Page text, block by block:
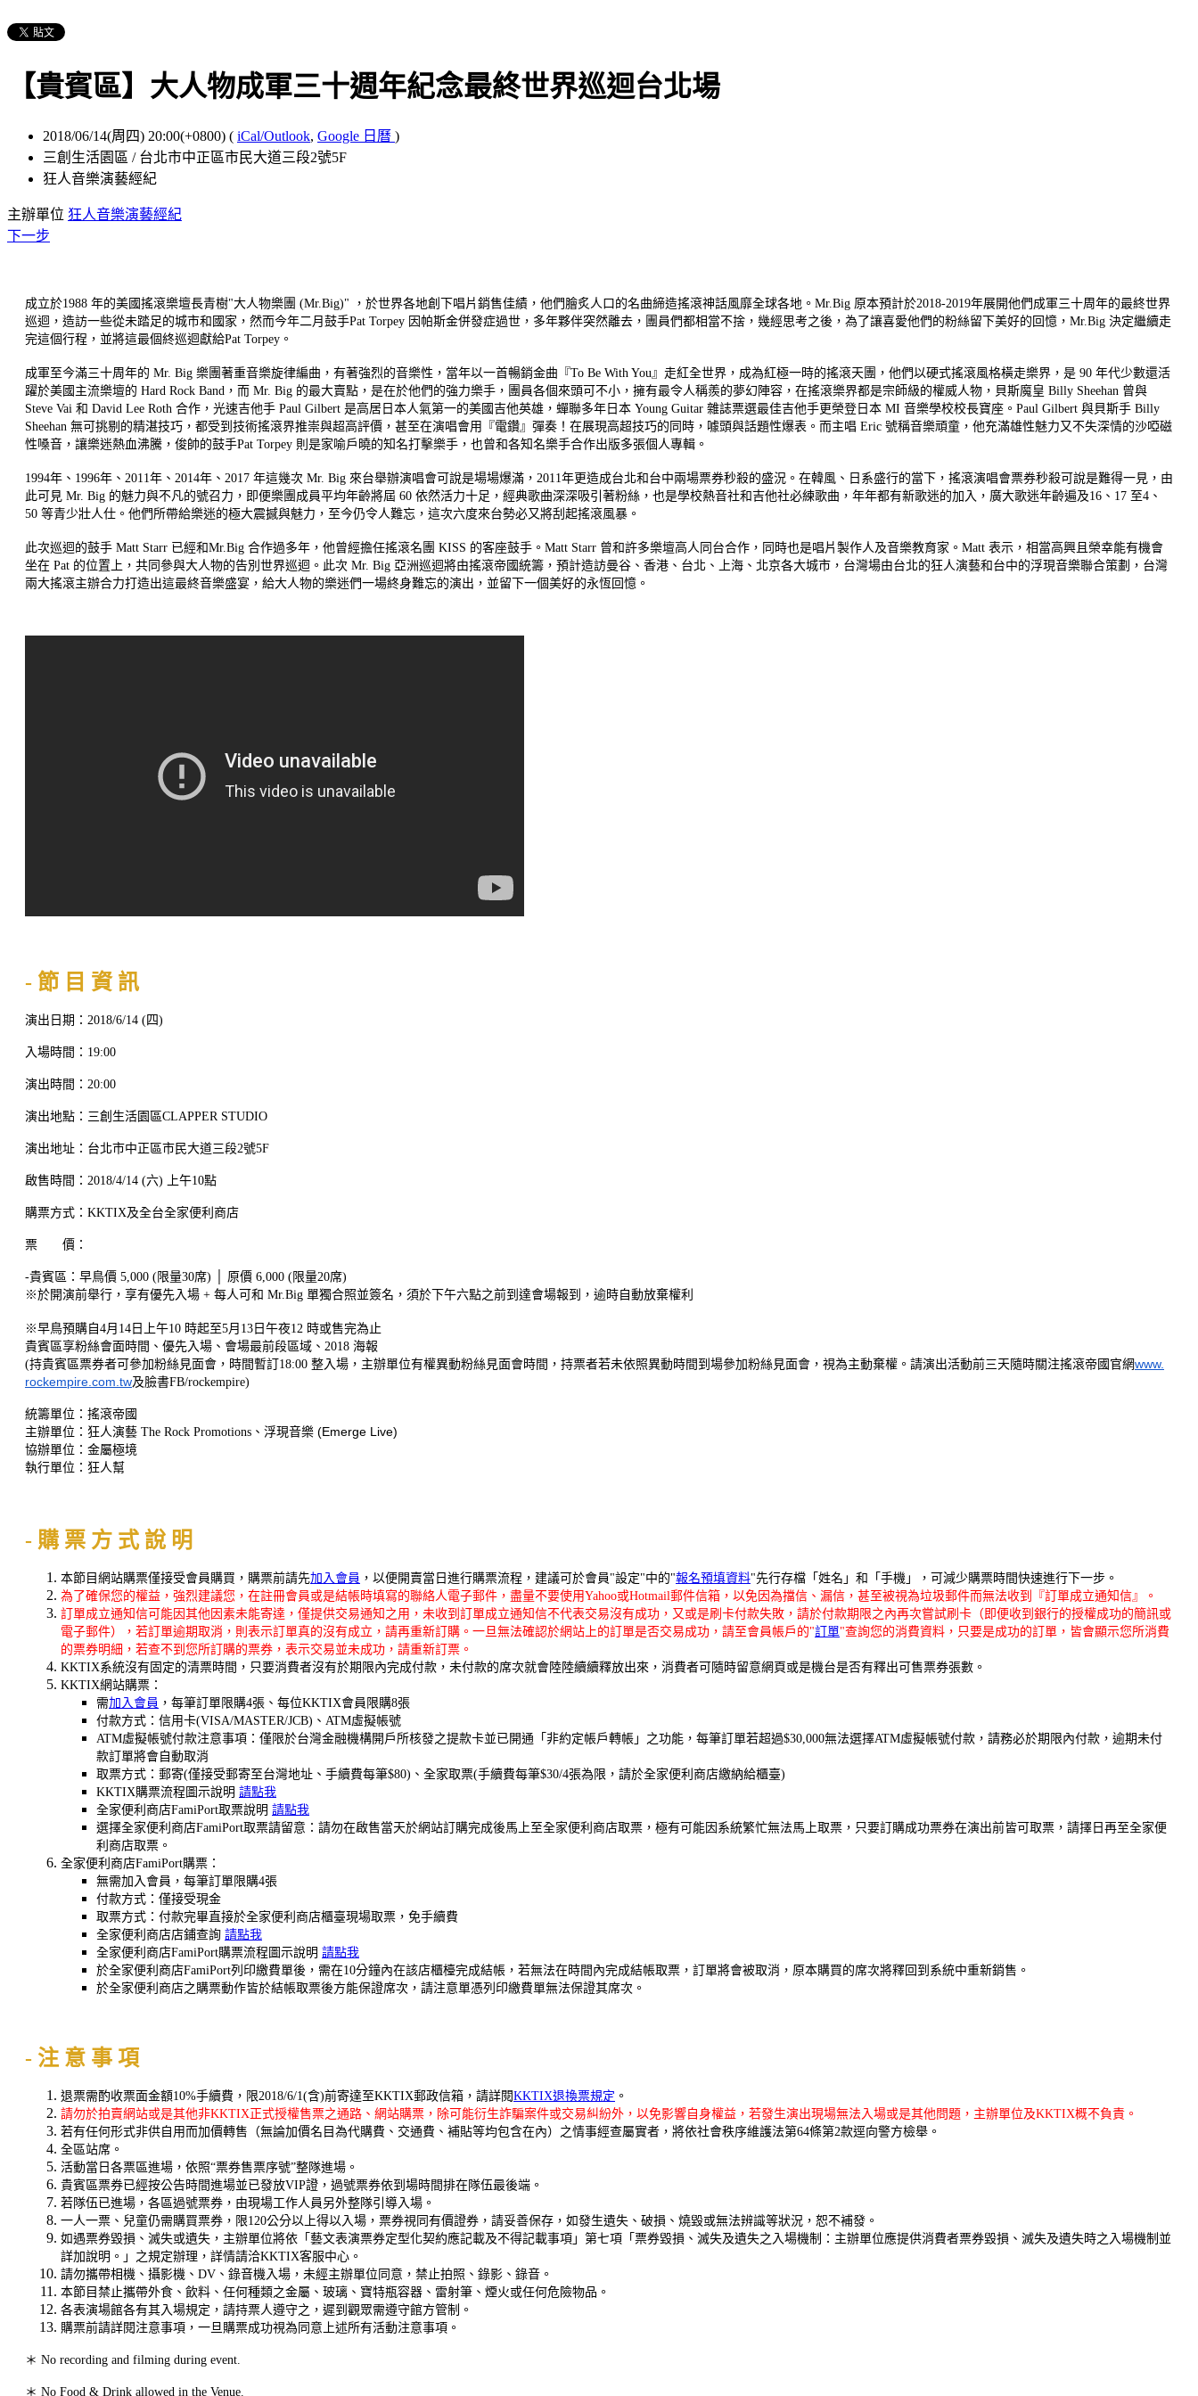
【貴賓區】大人物成軍三十週年紀念最終世界巡迴台北場
2018/06/14(周四) 20:00(+0800) ( iCal/Outlook, Google 日曆 )
三創生活園區 / 台北市中正區市民大道三段2號5F
狂人音樂演藝經紀
主辦單位 狂人音樂演藝經紀
下一步
成立於1988 年的美國搖滾樂壇長青樹"大人物樂團 (Mr.Big)" ，於世界各地創下唱片銷售佳績， 他們膾炙人口的名曲締造搖滾神話風靡全球各地。Mr.Big 原本預計於2018-2019年展開他們成軍三十周年的最終世界
巡迴， 造訪一些從未踏足的城市和國家，然而今年二月鼓手Pat Torpey 因帕斯金併發症過世，多年夥伴突然離去，團員們都相當不捨， 幾經思考之後，為了讓喜愛他們的粉絲留下美好的回憶，Mr. Big 決定繼續走
完這個行程，並將這最個終巡迴獻給Pat Torpey。
成軍至今滿三十周年的 Mr. Big 樂團著重音樂旋律編曲，有著強烈的音樂性，當年以一首暢銷金曲『To Be With You』走紅全世界，成為紅極一時的搖滾天團， 他們以硬式搖滾風格橫走樂界，是 90 年代少數還活
躍於美國主流樂壇的 Hard Rock Band，而 Mr. Big 的最大賣點，是在於他們的強力樂手，團員各個來頭可不小， 擁有最令人稱羨的夢幻陣容，在搖滾樂界都是宗師級的權威人物， 貝斯魔皇 Billy Sheehan 曾與
Steve Vai 和 David Lee Roth 合作，光速吉他手 Paul Gilbert 是高居日本人氣第一的美國吉他英雄，蟬聯多年日本 Young Guitar 雜誌票選最佳吉他手更榮登日本 MI 音樂學校校長寶座。Paul Gilbert 與貝斯手 Billy
Sheehan 無可挑剔的精湛技巧，都受到技術搖滾界推崇與超高評價， 甚至在演唱會用『電鑽』彈奏！在展現高超技巧的同時， 噱頭與話題性爆表。而主唱 Eric 號稱音樂頑童，他充滿雄性魅力又不失深情的沙啞磁
性嗓音， 讓樂迷熱血沸騰，俊帥的鼓手Pat Torpey 則是家喻戶曉的知名打擊樂手， 也曾和各知名樂手合作出版多張個人專輯。
1994年、1996年、2011年、2014年、2017 年這幾次 Mr. Big 來台舉辦演唱會可說是場場爆滿， 2011年更造成台北和台中兩場票券秒殺的盛況。在韓風、 日系盛行的當下，搖滾演唱會票券秒殺可說是難得一見，由
此可見 Mr. Big 的魅力與不凡的號召力，即便樂團成員平均年齡將屆 60 依然活力十足，經典歌曲深深吸引著粉絲， 也是學校熱音社和吉他社必練歌曲，年年都有新歌迷的加入， 廣大歌迷年齡遍及16、17 至4、
50 等青少壯人仕。他們所帶給樂迷的極大震撼與魅力， 至今仍令人難忘，這次六度來台勢必又將刮起搖滾風暴。
此次巡迴的鼓手 Matt Starr 已經和Mr.Big 合作過多年，他曾經擔任搖滾名團 KISS 的客座鼓手。Matt Starr 曾和許多樂壇高人同台合作，同時也是唱片製作人及音樂教育家。 Matt 表示，相當高興且榮幸能有機會
坐在 Pat 的位置上，共同參與大人物的告別世界巡迴。此次 Mr. Big 亞洲巡迴將由搖滾帝國統籌，預計造訪曼谷、香港、台北、上海、 北京各大城市， 台灣場由台北的狂人演藝和台中的浮現音樂聯合策劃， 台灣
兩大搖滾主辦合力打造出這最終音樂盛宴， 給大人物的樂迷們一場終身難忘的演出， 並留下一個美好的永恆回憶。
- 節 目 資 訊
演出日期：2018/6/14 (四)
入場時間：19:00
演出時間：20:00
演出地點：三創生活園區CLAPPER STUDIO
演出地址：台北市中正區市民大道三段2號5F
啟售時間：2018/4/14 (六) 上午10點
購票方式：KKTIX及全台全家便利商店
票 價：
-貴賓區：早鳥價 5,000 (限量30席) │ 原價 6,000 (限量20席)
※於開演前舉行，享有優先入場 + 每人可和 Mr.Big 單獨合照並簽名，須於下午六點之前到達會場報到， 逾時自動放棄權利
※早鳥預購自4月14日上午10 時起至5月13日午夜12 時或售完為止
貴賓區享粉絲會面時間、優先入場、會場最前段區域、2018 海報
(持貴賓區票券者可參加粉絲見面會，時間暫訂18:00 整入場，主辦單位有權異動粉絲見面會時間， 持票者若未依照異動時間到場參加粉絲見面會，視為主動棄權。 請演出活動前三天隨時關注搖滾帝國官網www.
rockempire.com.tw及臉書FB/rockempire)
統籌單位：搖滾帝國
主辦單位：狂人演藝 The Rock Promotions 、浮現音樂 (Emerge Live)
協辦單位：金屬極境
執行單位：狂人幫
- 購 票 方 式 說 明
本節目網站購票僅接受會員購買，購票前請先加入會員 ，以便開賣當日進行購票流程，建議可於會員"設定"中的"報名預填資料"先行存檔「姓名」和「手機」，可減少購票時間快速進行下一步。
為了確保您的權益，強烈建議您，在註冊會員或是結帳時填寫的聯絡人電子郵件，盡量不要使用Yahoo或Hotmail郵件信箱，以免因為擋信、漏信，甚至被視為垃圾郵件而無法收到『訂單成立通知信』。
訂單成立通知信可能因其他因素未能寄達，僅提供交易通知之用，未收到訂單成立通知信不代表交易沒有成功，又或是刷卡付款失敗，請於付款期限之內再次嘗試刷卡（即便收到銀行的授權成功的簡訊或
電子郵件），若訂單逾期取消，則表示訂單真的沒有成立，請再重新訂購。一旦無法確認於網站上的訂單是否交易成功，請至會員帳戶的"訂單"查詢您的消費資料，只要是成功的訂單，皆會顯示您所消費
的票券明細，若查不到您所訂購的票券，表示交易並未成功，請重新訂票。
KKTIX系統沒有固定的清票時間，只要消費者沒有於期限內完成付款，未付款的席次就會陸陸續續釋放出來，消費者可隨時留意網頁或是機台是否有釋出可售票券張數。
KKTIX網站購票：
需加入會員 ，每筆訂單限購4張、每位KKTIX會員限購8張
付款方式：信用卡(VISA/MASTER/JCB)、ATM虛擬帳號
ATM虛擬帳號付款注意事項：僅限於台灣金融機構開戶所核發之提款卡並已開通「非約定帳戶轉帳」之功能，每筆訂單若超過$30,000無法選擇ATM虛擬帳號付款，請務必於期限內付款，逾期未付
款訂單將會自動取消
取票方式：郵寄(僅接受郵寄至台灣地址、手續費每筆$80)、全家取票(手續費每筆$30/4張為限，請於全家便利商店繳納給櫃臺)
KKTIX購票流程圖示說明 請點我
全家便利商店FamiPort取票說明 請點我
選擇全家便利商店FamiPort取票請留意：請勿在啟售當天於網站訂購完成後馬上至全家便利商店取票，極有可能因系統繁忙無法馬上取票，只要訂購成功票券在演出前皆可取票，請擇日再至全家便
利商店取票。
全家便利商店FamiPort購票：
無需加入會員，每筆訂單限購4張
付款方式：僅接受現金
取票方式：付款完畢直接於全家便利商店櫃臺現場取票，免手續費
全家便利商店店鋪查詢 請點我
全家便利商店FamiPort購票流程圖示說明 請點我
於全家便利商店FamiPort列印繳費單後，需在10分鐘內在該店櫃檯完成結帳，若無法在時間內完成結帳取票，訂單將會被取消，原本購買的席次將釋回到系統中重新銷售。
於全家便利商店之購票動作皆於結帳取票後方能保證席次，請注意單憑列印繳費單無法保證其席次。
- 注 意 事 項
退票需酌收票面金額10%手續費，限2018/6/1(含)前寄達至KKTIX郵政信箱，請詳閱KKTIX退換票規定 。
請勿於拍賣網站或是其他非KKTIX正式授權售票之通路、網站購票，除可能衍生詐騙案件或交易糾紛外，以免影響自身權益，若發生演出現場無法入場或是其他問題，主辦單位及KKTIX概不負責。
若有任何形式非供自用而加價轉售（無論加價名目為代購費、交通費、補貼等均包含在內）之情事經查屬實者，將依社會秩序維護法第64條第2款逕向警方檢舉。
全區站席。
活動當日各票區進場，依照“票券售票序號”整隊進場。
貴賓區票券已經按公告時間進場並已發放VIP證， 過號票券依到場時間排在隊伍最後端。
若隊伍已進場，各區過號票券， 由現場工作人員另外整隊引導入場。
一人一票、兒童仍需購買票券，限120公分以上得以入場 ， 票券視同有價證券，請妥善保存，如發生遺失、破損、燒毀或無法辨識等狀況，恕不補發。
如遇票券毀損、滅失或遺失，主辦單位將依「藝文表演票券定型化契約應記載及不得記載事項」第七項「票券毀損、滅失及遺失之入場機制：主辦單位應提供消費者票券毀損、滅失及遺失時之入場機制並
詳加說明。」之規定辦理，詳情請洽KKTIX客服中心。
請勿攜帶相機、攝影機、DV、錄音機入場，未經主辦單位同意，禁止拍照、錄影、錄音。
本節目禁止攜帶外食、飲料、任何種類之金屬、玻璃、寶特瓶容器、雷射筆、煙火或任何危險物品。
各表演場館各有其入場規定，請持票人遵守之，遲到觀眾需遵守館方管制。
購票前請詳閱注意事項，一旦購票成功視為同意上述所有活動注意事項。
＊ No recording and filming during event.
＊ No Food & Drink allowed in the Venue.